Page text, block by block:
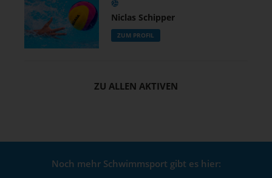
Niclas Schipper
ZUM PROFIL
ZU ALLEN AKTIVEN
Noch mehr Schwimmsport gibt es hier: